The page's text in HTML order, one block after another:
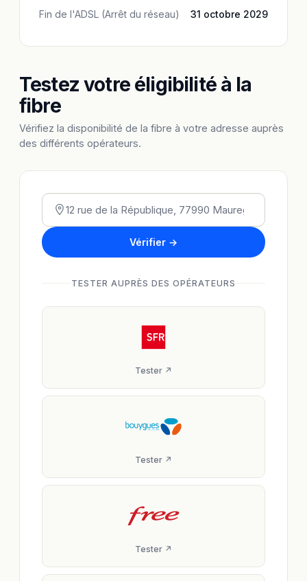
Fin de l'ADSL (Arrêt du réseau) 31 octobre 2029
Testez votre éligibilité à la
fibre
Vérifiez la disponibilité de la fibre à votre adresse auprès
des différents opérateurs.
Vérifier →
TESTER AUPRÈS DES OPÉRATEURS
Tester ↗
Tester ↗
Tester ↗